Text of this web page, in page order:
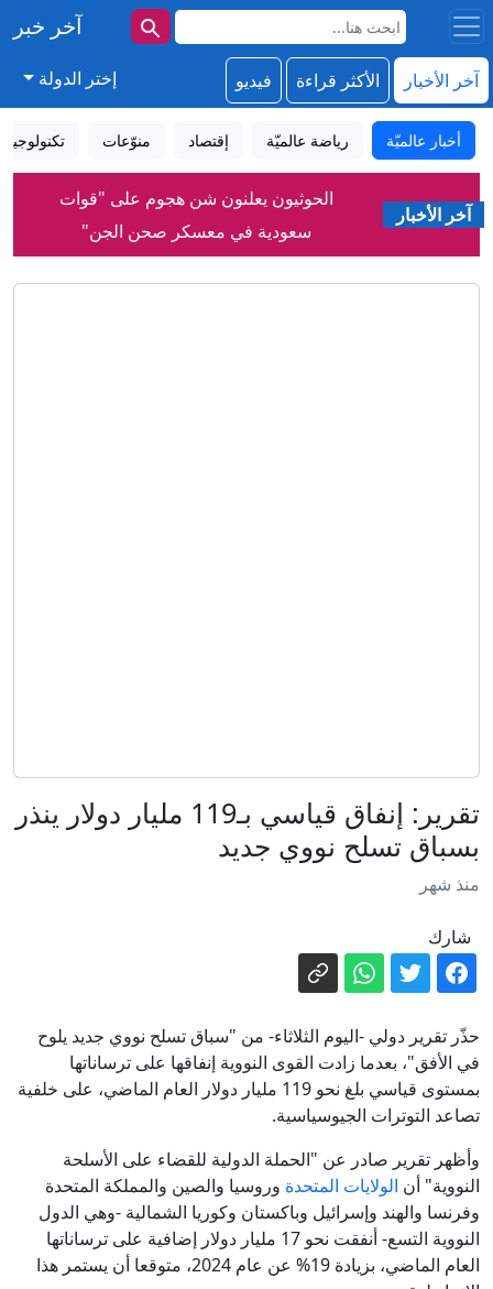
آخر خبر
آخر الأخبار الأكثر قراءة فيديو إختر الدولة
أخبار عالميّة رياضة عالميّة إقتصاد منوّعات تكنولوجيا
آخر الأخبار
الحوثيون يعلنون شن هجوم على "قوات
سعودية في معسكر صحن الجن"
إيران.. ترمب يؤكد السيطرة على هرمز
المسافرين الإيطاليين يبدأ ليل السبت
نيوزويك: هل تتجمع حروب العالم الصغرى
المملكة المتحدة: نساء يروين لبي بي سي
قصص اغتصاب وإساءة في كلية عسكرية
للمراهقين
الحصار الأميركي يشلّ شريان النفط
الإيراني.. ماذا كشفت صور الأقمار
الاصطناعية في جزيرة خرج؟
بزشكيان: لا خلاف بين الحكومة والمرشد
الأعلى
قواعد وبنى تحتية.. إسرائيل تستنسخ نموذج
غزة في جنوب لبنان
سلاح بأيدي مراهقين.. ماذا تكشف حادثة
تقرير: إنفاق قياسي بـ119 مليار دولار ينذر
بسباق تسلح نووي جديد
منذ شهر
شارك
حذّر تقرير دولي -اليوم الثلاثاء- من "سباق تسلح نووي جديد يلوح
في الأفق"، بعدما زادت القوى النووية إنفاقها على ترساناتها
بمستوى قياسي بلغ نحو 119 مليار دولار العام الماضي، على خلفية
تصاعد التوترات الجيوسياسية.
وأظهر تقرير صادر عن "الحملة الدولية للقضاء على الأسلحة
النووية" أن الولايات المتحدة وروسيا والصين والمملكة المتحدة
وفرنسا والهند وإسرائيل وباكستان وكوريا الشمالية -وهي الدول
النووية التسع- أنفقت نحو 17 مليار دولار إضافية على ترساناتها
العام الماضي، بزيادة 19% عن عام 2024، متوقعا أن يستمر هذا